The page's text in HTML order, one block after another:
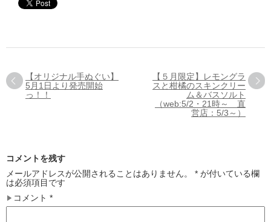
【オリジナル手ぬぐい】
5月1日より発売開始
っ！！
【５月限定】レモングラ
スと柑橘のスキンクリー
ム＆バスソルト
（web:5/2・21時～ 直
営店：5/3～）
コメントを残す
メールアドレスが公開されることはありません。
* が付いている欄
は必須項目です
コメント *